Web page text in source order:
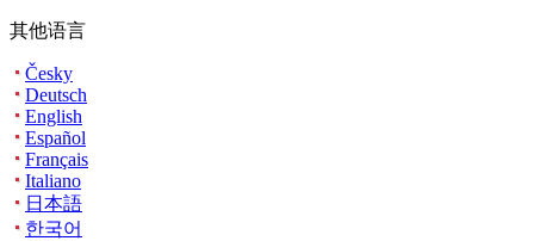
其他语言
Česky
Deutsch
English
Español
Français
Italiano
日本語
한국어